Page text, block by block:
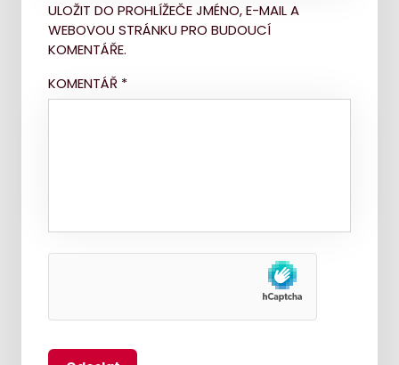
ULOŽIT DO PROHLÍŽEČE JMÉNO, E-MAIL A
WEBOVOU STRÁNKU PRO BUDOUCÍ
KOMENTÁŘE.
KOMENTÁŘ *